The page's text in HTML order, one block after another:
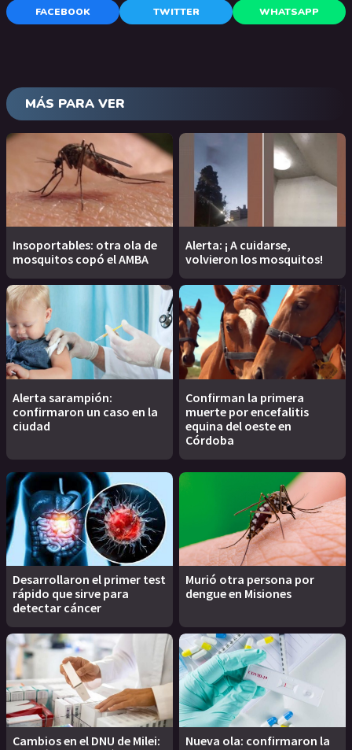
FACEBOOK TWITTER WHATSAPP
MÁS PARA VER
Insoportables: otra ola de
mosquitos copó el AMBA
Alerta: ¡ A cuidarse,
volvieron los mosquitos!
Alerta sarampión:
confirmaron un caso en la
ciudad
Confirman la primera
muerte por encefalitis
equina del oeste en
Córdoba
Desarrollaron el primer test
rápido que sirve para
detectar cáncer
Murió otra persona por
dengue en Misiones
Cambios en el DNU de Milei:
Nueva ola: confirmaron la